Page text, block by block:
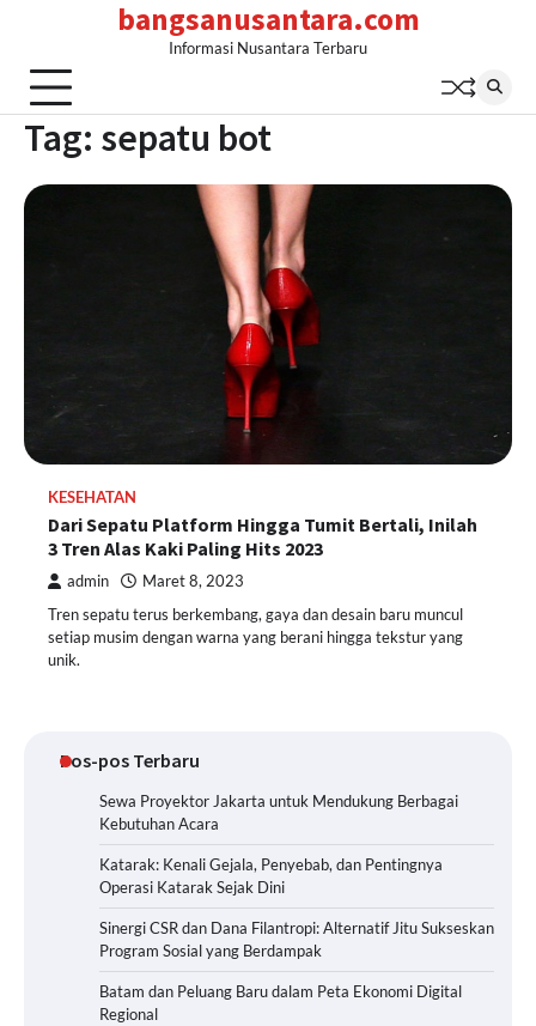
content
bangsanusantara.com
Informasi Nusantara Terbaru
Tag: sepatu bot
KESEHATAN
Dari Sepatu Platform Hingga Tumit Bertali, Inilah
3 Tren Alas Kaki Paling Hits 2023
admin Maret 8, 2023
Tren sepatu terus berkembang, gaya dan desain baru muncul
setiap musim dengan warna yang berani hingga tekstur yang
unik.
Pos-pos Terbaru
Sewa Proyektor Jakarta untuk Mendukung Berbagai
Kebutuhan Acara
Katarak: Kenali Gejala, Penyebab, dan Pentingnya
Operasi Katarak Sejak Dini
Sinergi CSR dan Dana Filantropi: Alternatif Jitu Sukseskan
Program Sosial yang Berdampak
Batam dan Peluang Baru dalam Peta Ekonomi Digital
Regional